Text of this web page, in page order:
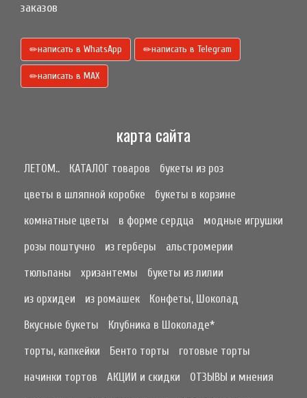
заказов
написать в WhatsApp написать в Telegram
написать в МАХ
карта сайта
ЛЕТОМ.. КАТАЛОГ товаров
букеты из роз
цветы в шляпной коробке
букеты в корзине
комнатные цветы
в форме сердца
модные игрушки
розы поштучно
из герберы
альстромерии
тюльпаны
хризантемы
букеты из лилии
из орхидеи
из ромашек
Конфеты, Шоколад
Вкусные букеты
Клубника в Шоколаде*
торты, капкейки
Бенто торты
готовые торты
начинки тортов
АКЦИИ и скидки
ОТЗЫВЫ и мнения